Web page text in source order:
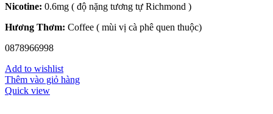
Nicotine: 0.6mg ( độ nặng tương tự Richmond )
Hương Thơm: Coffee ( mùi vị cà phê quen thuộc)
0878966998
Add to wishlist
Thêm vào giỏ hàng
Quick view